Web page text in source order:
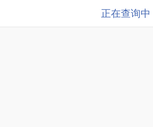
正在查询中